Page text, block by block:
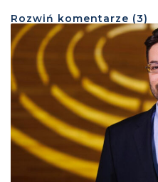
Rozwiń komentarze (3)